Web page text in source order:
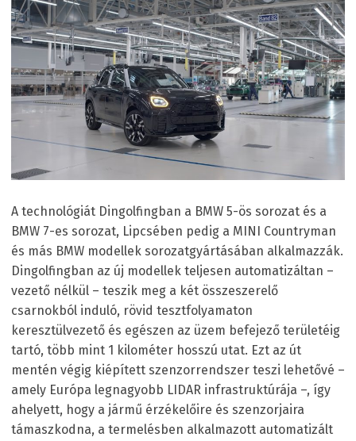
A technológiát Dingolfingban a BMW 5-ös sorozat és a
BMW 7-es sorozat, Lipcsében pedig a MINI Countryman
és más BMW modellek sorozatgyártásában alkalmazzák.
Dingolfingban az új modellek teljesen automatizáltan –
vezető nélkül – teszik meg a két összeszerelő
csarnokból induló, rövid tesztfolyamaton
keresztülvezető és egészen az üzem befejező területéig
tartó, több mint 1 kilométer hosszú utat. Ezt az út
mentén végig kiépített szenzorrendszer teszi lehetővé –
amely Európa legnagyobb LIDAR infrastruktúrája –, így
ahelyett, hogy a jármű érzékelőire és szenzorjaira
támaszkodna, a termelésben alkalmazott automatizált